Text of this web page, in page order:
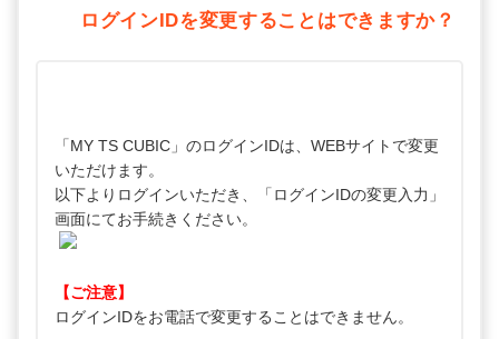
ログインIDを変更することはできますか？
「MY TS CUBIC」のログインIDは、WEBサイトで変更
いただけます。
以下よりログインいただき、「ログインIDの変更入力」
画面にてお手続きください。
【ご注意】
ログインIDをお電話で変更することはできません。